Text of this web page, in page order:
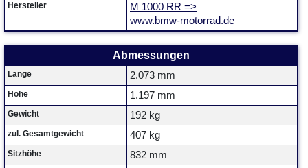
Hersteller
M 1000 RR =>
www.bmw-motorrad.de
Abmessungen
Länge 2.073 mm
Höhe 1.197 mm
Gewicht 192 kg
zul. Gesamtgewicht 407 kg
Sitzhöhe 832 mm